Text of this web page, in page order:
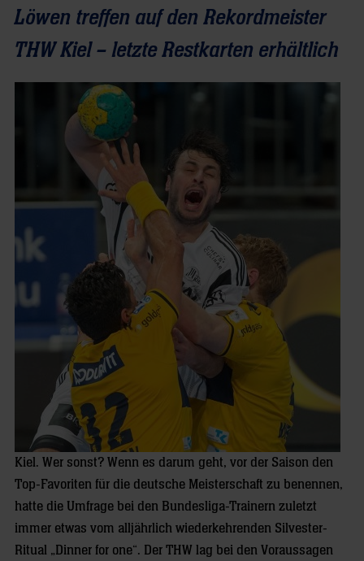
Löwen treffen auf den Rekordmeister
THW Kiel – letzte Restkarten erhältlich
Kiel. Wer sonst? Wenn es darum geht, vor der Saison den
Top-Favoriten für die deutsche Meisterschaft zu benennen,
hatte die Umfrage bei den Bundesliga-Trainern zuletzt
immer etwas vom alljährlich wiederkehrenden Silvester-
Ritual „Dinner for one“. Der THW lag bei den Voraussagen